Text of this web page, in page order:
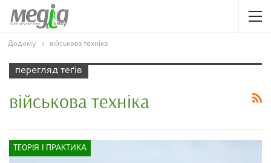
Додому військова техніка
перегляд теґів
військова техніка
ТЕОРІЯ І ПРАКТИКА